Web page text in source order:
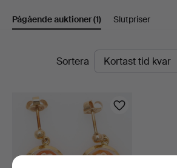
Vänersborg
Pågående auktioner(1) Slutpriser
PågåendeSortera